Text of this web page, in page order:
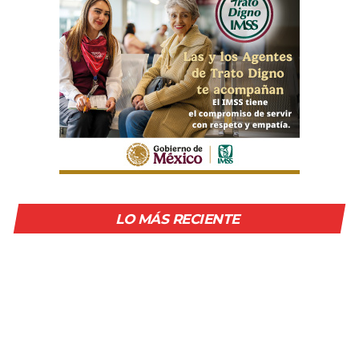
LO MÁS RECIENTE